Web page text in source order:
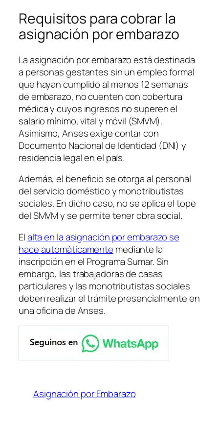
Requisitos para cobrar la
asignación por embarazo
La asignación por embarazo está destinada
a personas gestantes sin un empleo formal
que hayan cumplido al menos 12 semanas
de embarazo, no cuenten con cobertura
médica y cuyos ingresos no superen el
salario mínimo, vital y móvil (SMVM).
Asimismo, Anses exige contar con
Documento Nacional de Identidad (DNI) y
residencia legal en el país.
Además, el beneficio se otorga al personal
del servicio doméstico y monotributistas
sociales. En dicho caso, no se aplica el tope
del SMVM y se permite tener obra social.
Elalta en la asignación por embarazo se
hace automáticamente mediante la
inscripción en el Programa Sumar. Sin
embargo, las trabajadoras de casas
particulares y las monotributistas sociales
deben realizar el trámite presencialmente en
una oficina de Anses.
Asignación por Embarazo